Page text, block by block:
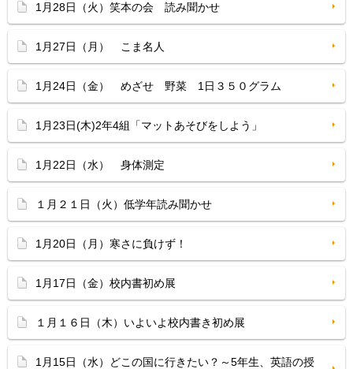
1月28日（火）笑本の会 読み聞かせ
1月27日（月） こま名人
1月24日（金） めざせ 野菜 1日３５０グラム
1月23日(木)2年4組「マットあそびをしよう」
1月22日（水） 身体測定
１月２１日（火）低学年読み聞かせ
1月20日（月）寒さに負けず！
1月17日（金）校内書初め展
１月１６日（木）いよいよ校内書き初め展
1月15日（水）どこの国に行きたい？～5年生、英語の授